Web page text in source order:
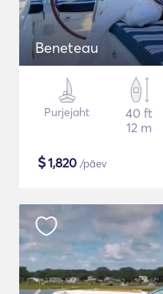
Beneteau
Purjejaht
40 ft
12 m
$1,820 /päev